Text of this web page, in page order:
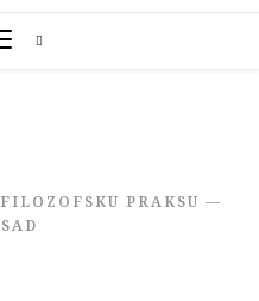
PRAKSU —